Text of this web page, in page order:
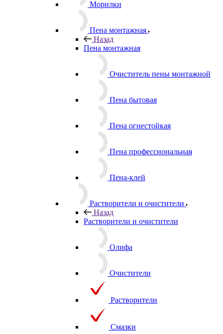
Пена монтажная
Назад
Пена монтажная
Растворители и очистители
Назад
Растворители и очистители